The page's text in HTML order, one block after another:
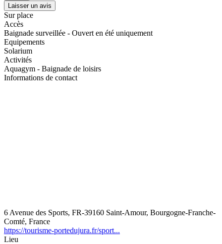
Laisser un avis
Sur place
Accès
Baignade surveillée - Ouvert en été uniquement
Equipements
Solarium
Activités
Aquagym - Baignade de loisirs
Informations de contact
6 Avenue des Sports, FR-39160 Saint-Amour, Bourgogne-Franche-
Comté, France
https://tourisme-portedujura.fr/sport...
Lieu